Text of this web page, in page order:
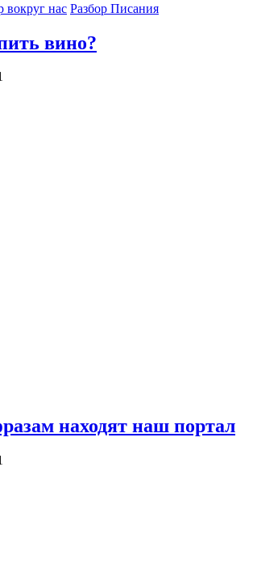
вокруг нас Разбор Писания
вино?
находят наш портал